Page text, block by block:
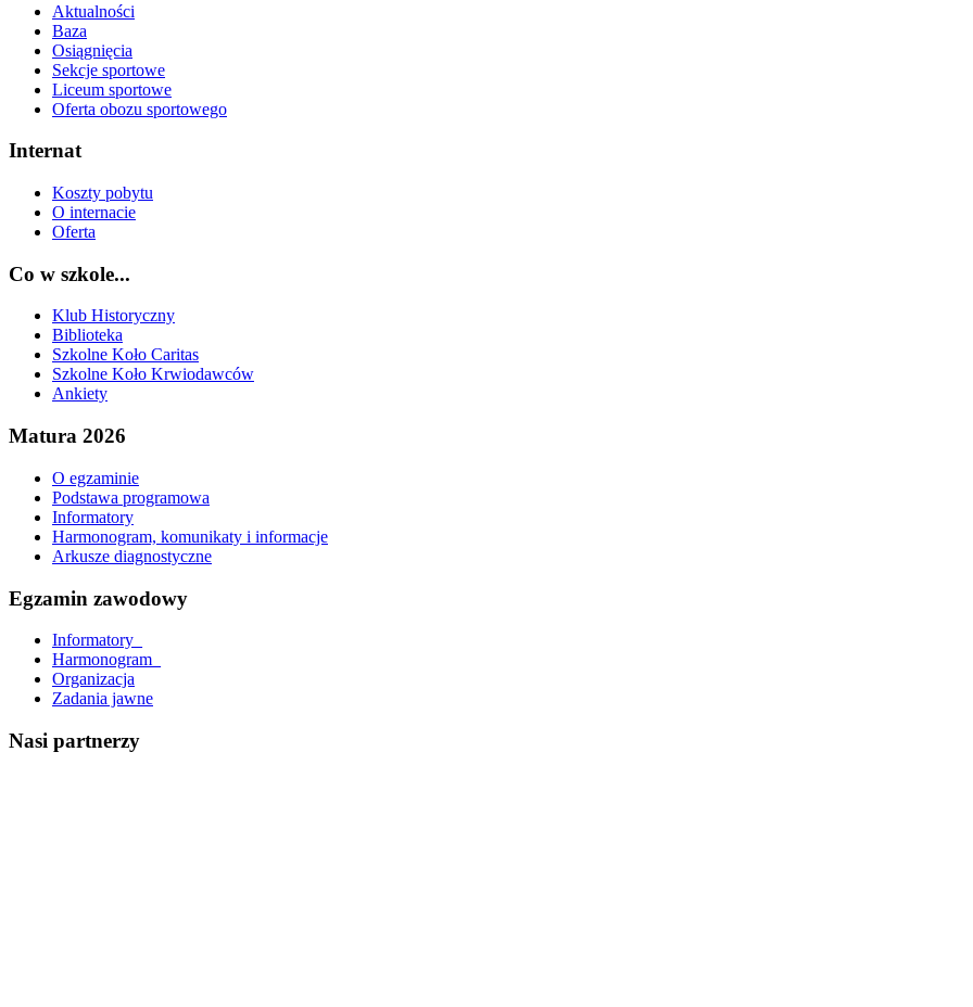
Aktualności
Baza
Osiągnięcia
Sekcje sportowe
Liceum sportowe
Oferta obozu sportowego
Internat
Koszty pobytu
O internacie
Oferta
Co w szkole...
Klub Historyczny
Biblioteka
Szkolne Koło Caritas
Szkolne Koło Krwiodawców
Ankiety
Matura 2026
O egzaminie
Podstawa programowa
Informatory
Harmonogram, komunikaty i informacje
Arkusze diagnostyczne
Egzamin zawodowy
Informatory_
Harmonogram_
Organizacja
Zadania jawne
Nasi partnerzy